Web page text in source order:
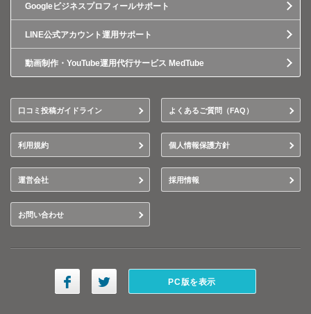
Googleビジネスプロフィールサポート
LINE公式アカウント運用サポート
動画制作・YouTube運用代行サービス MedTube
口コミ投稿ガイドライン よくあるご質問（FAQ）
利用規約 個人情報保護方針
運営会社 採用情報
お問い合わせ
PC版を表示